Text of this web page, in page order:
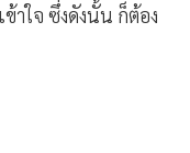
าใจ ซึ่งดังนั้น ก็ต้อง